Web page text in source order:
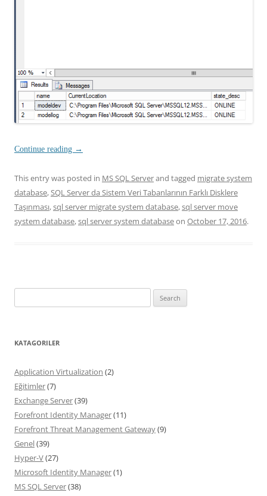
Continue reading →
This entry was posted in MS SQL Serverand tagged migrate system
database, SQL Server da Sistem Veri Tabanlarının Farklı Disklere
Taşınması,sql server migrate system database,sql server move
system database,sql server system databaseon October 17, 2016.
for:
KATAGORILER
Application Virtualization (2)
Eğitimler(7)
Exchange Server(39)
Forefront Identity Manager(11)
Forefront Threat Management Gateway(9)
Genel(39)
Hyper-V(27)
Microsoft Identity Manager(1)
MS SQL Server(38)